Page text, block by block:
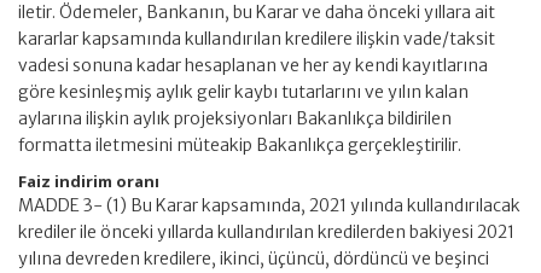
iletir. Ödemeler, Bankanın, bu Karar ve daha önceki yıllara ait
kararlar kapsamında kullandırılan kredilere ilişkin vade/taksit
vadesi sonuna kadar hesaplanan ve her ay kendi kayıtlarına
göre kesinleşmiş aylık gelir kaybı tutarlarını ve yılın kalan
aylarına ilişkin aylık projeksiyonları Bakanlıkça bildirilen
formatta iletmesini müteakip Bakanlıkça gerçekleştirilir.
Faiz indirim oranı
MADDE 3- (1) Bu Karar kapsamında, 2021 yılında kullandırılacak
krediler ile önceki yıllarda kullandırılan kredilerden bakiyesi 2021
yılına devreden kredilere, ikinci, üçüncü, dördüncü ve beşinci